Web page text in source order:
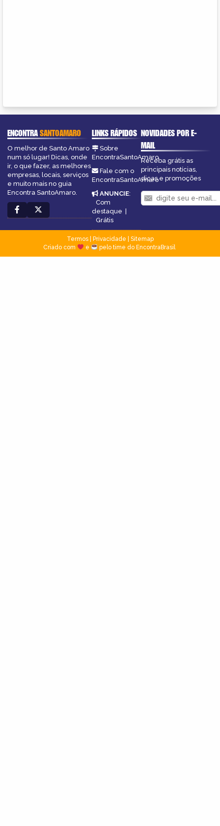
ENCONTRASANTOAMARO
O melhor de Santo Amaro
num só lugar! Dicas, onde
ir, o que fazer, as melhores
empresas, locais, serviços
e muito mais no guia
Encontra SantoAmaro.
LINKS RÁPIDOS
Sobre
EncontraSantoAmaro
Fale com o
EncontraSantoAmaro
ANUNCIE:
Com
destaque
Grátis
NOVIDADES POR E-
MAIL
Receba grátis as
principais notícias,
dicas e promoções
Termos| Privacidade
Sitemap
Criado com
e pelo time do EncontraBrasil